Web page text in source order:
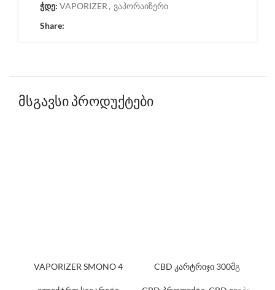
ჭდე: VAPORIZER, ვაპორაიზერი
Share:
მსგავსი პროდუქტები
VAPORIZER SMONO 4 CBD კარტრიჯი 300მგ